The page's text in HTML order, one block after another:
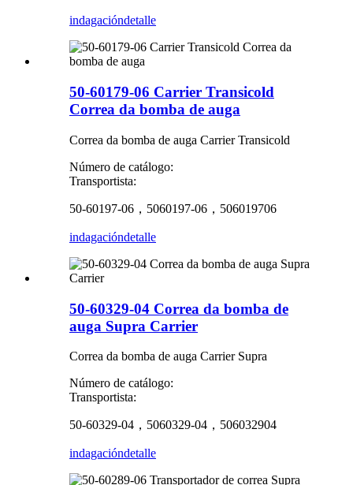
indagacióndetalle
50-60179-06 Carrier Transicold
Correa da bomba de auga
Correa da bomba de auga Carrier Transicold
Número de catálogo:
Transportista:
50-60197-06，5060197-06，506019706
indagacióndetalle
50-60329-04 Correa da bomba de
auga Supra Carrier
Correa da bomba de auga Carrier Supra
Número de catálogo:
Transportista:
50-60329-04，5060329-04，506032904
indagacióndetalle